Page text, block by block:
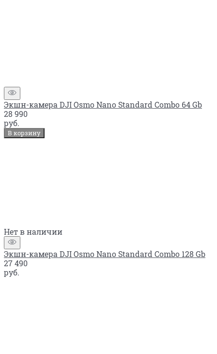
Экшн-камера DJI Osmo Nano Standard Combo 64 Gb
28 990
руб.
В корзину
Нет в наличии
Экшн-камера DJI Osmo Nano Standard Combo 128 Gb
27 490
руб.